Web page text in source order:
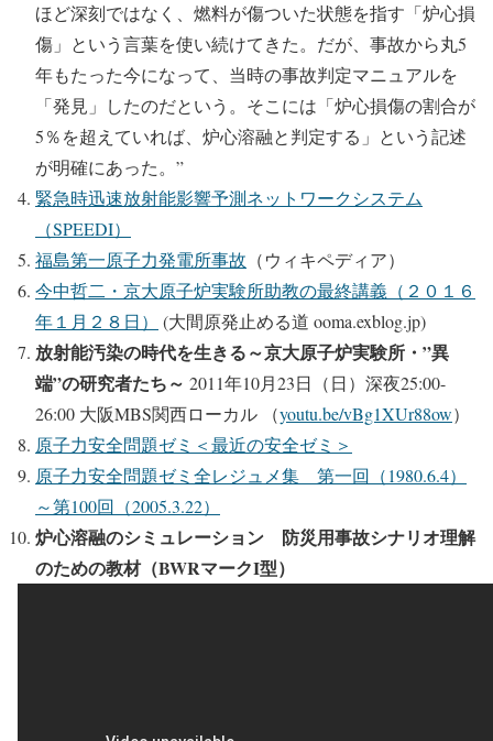
ほど深刻ではなく、燃料が傷ついた状態を指す「炉心損
傷」という言葉を使い続けてきた。だが、事故から丸5
年もたった今になって、当時の事故判定マニュアルを
「発見」したのだという。そこには「炉心損傷の割合が
5％を超えていれば、炉心溶融と判定する」という記述
が明確にあった。”
緊急時迅速放射能影響予測ネットワークシステム
（SPEEDI）
福島第一原子力発電所事故 （ウィキペディア）
今中哲二・京大原子炉実験所助教の最終講義（２０１６
年１月２８日）
(大間原発止める道 ooma.exblog.jp)
放射能汚染の時代を生きる～京大原子炉実験所・”異
端”の研究者たち～ 2011年10­月23日（日）深夜25:00-
26:00 大阪MBS関西ローカル （youtu.be/vBg1XUr88ow）
原子力安全問題ゼミ＜最近の安全ゼミ＞
原子力安全問題ゼミ全レジュメ集 第一回（1980.6.4）
～第100回（2005.3.22）
炉心溶融のシミュレーション 防災用事故シナリオ理解
のための教材（BWRマークI型）